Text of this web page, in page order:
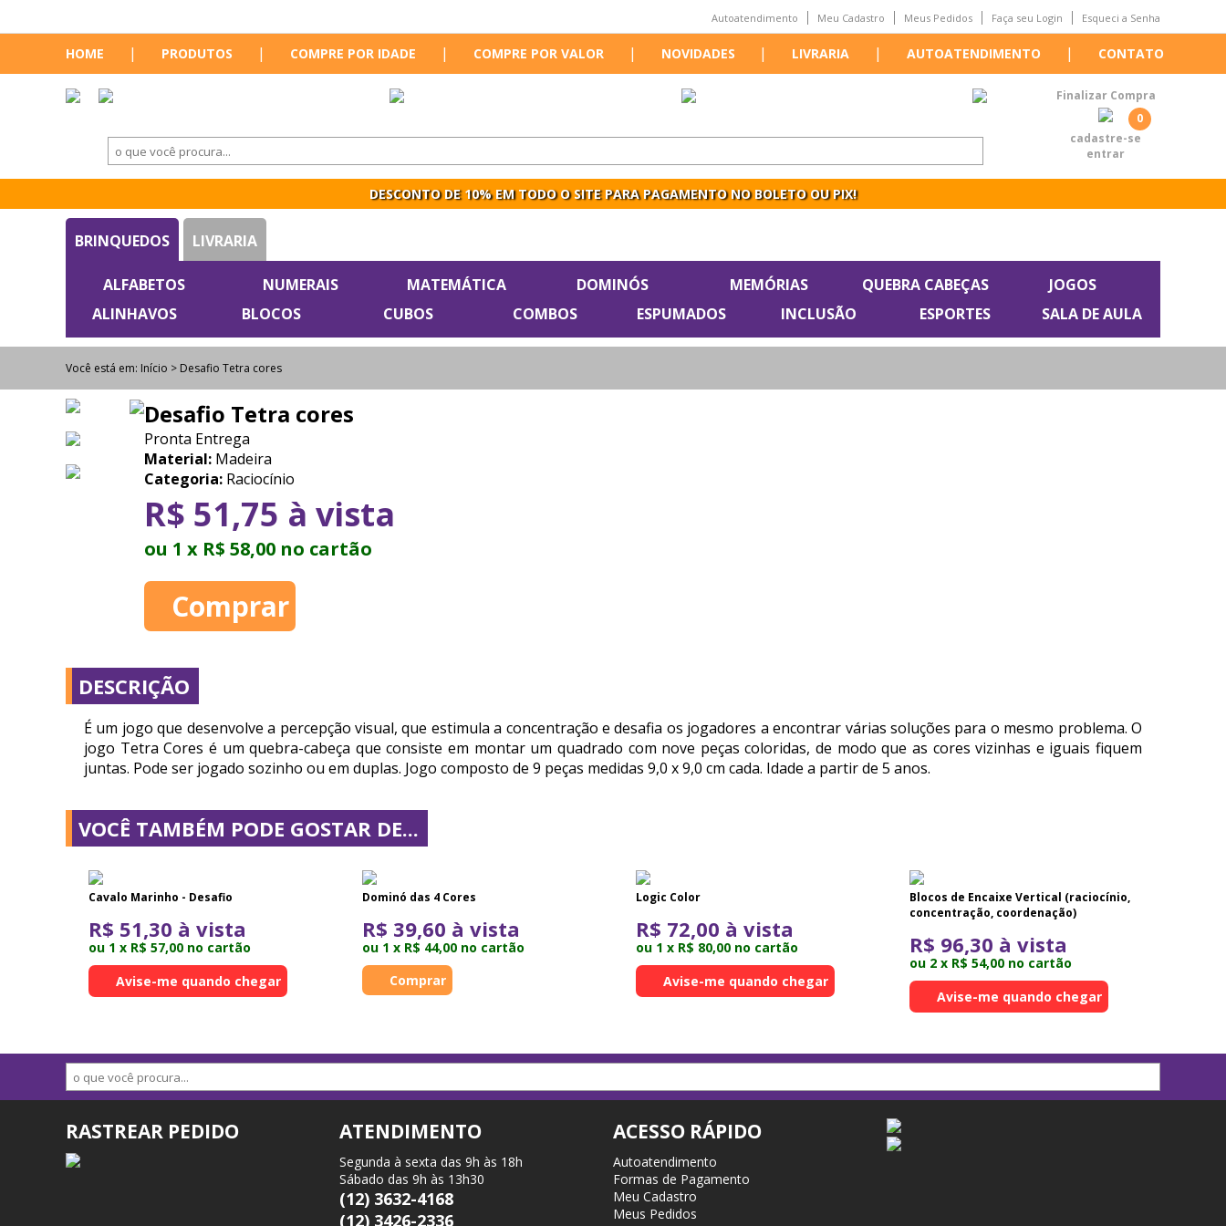
Autoatendimento Meu Cadastro Meus Pedidos Faça seu Login Esqueci a Senha
HOME | PRODUTOS | COMPRE POR IDADE | COMPRE POR VALOR | NOVIDADES | LIVRARIA | AUTOATENDIMENTO | CONTATO
Finalizar Compra
0
cadastre-se
entrar
DESCONTO DE 10% EM TODO O SITE PARA PAGAMENTO NO BOLETO OU PIX!
BRINQUEDOS LIVRARIA
ALFABETOS NUMERAIS MATEMÁTICA DOMINÓS MEMÓRIAS QUEBRA CABEÇAS
JOGOS
ALINHAVOS
BLOCOS CUBOS COMBOS ESPUMADOS INCLUSÃO ESPORTES SALA DE AULA
Você está em: Início > Desafio Tetra cores
Desafio Tetra cores
Pronta Entrega
Material: Madeira
Categoria: Raciocínio
R$ 51,75 à vista
ou 1 x R$ 58,00 no cartão
DESCRIÇÃO
É um jogo que desenvolve a percepção visual, que estimula a concentração e desafia os jogadores a encontrar várias soluções para o mesmo problema. O
jogo Tetra Cores é um quebra-cabeça que consiste em montar um quadrado com nove peças coloridas, de modo que as cores vizinhas e iguais fiquem
juntas. Pode ser jogado sozinho ou em duplas. Jogo composto de 9 peças medidas 9,0 x 9,0 cm cada. Idade a partir de 5 anos.
VOCÊ TAMBÉM PODE GOSTAR DE...
Cavalo Marinho - Desafio
R$ 51,30 à vista
ou 1 x R$ 57,00 no cartão
Avise-me quando chegar
Dominó das 4 Cores
R$ 39,60 à vista
ou 1 x R$ 44,00 no cartão
Logic Color
R$ 72,00 à vista
ou 1 x R$ 80,00 no cartão
Avise-me quando chegar
Blocos de Encaixe Vertical (raciocínio,
concentração, coordenação)
R$ 96,30 à vista
ou 2 x R$ 54,00 no cartão
Avise-me quando chegar
RASTREAR PEDIDO ATENDIMENTO
Segunda à sexta das 9h às 18h
Sábado das 9h às 13h30
(12) 3632-4168
(12) 3426-2336
ACESSO RÁPIDO
Autoatendimento
Formas de Pagamento
Meu Cadastro
Meus Pedidos